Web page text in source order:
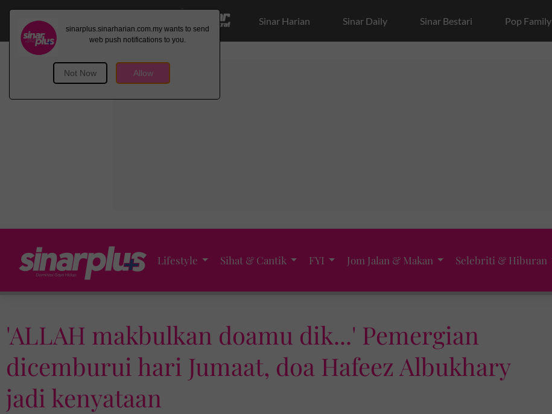
Sinar Harian Sinar Daily Sinar Bestari Pop Family
Lifestyle Sihat & Cantik FYI Jom Jalan & Makan Selebriti & Hiburan
'ALLAH makbulkan doamu dik...' Pemergian
dicemburui hari Jumaat, doa Hafeez Albukhary
jadi kenyataan